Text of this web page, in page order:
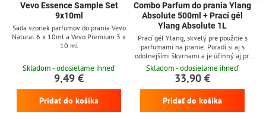
Vevo Essence Sample Set
9x10ml
Sada vzoriek parfumov do prania Vevo
Natural 6 x 10ml a Vevo Premium 3 x
10 ml
Skladom - odosielame ihneď
9,49 €
Pridať do košíka
Combo Parfum do prania Ylang
Absolute 500ml + Prací gél
Ylang Absolute 1L
Prací gél Ylang, skvelý pre použitie s
parfumami na pranie. Poradí si aj s
odolnejšími škvrnami a je účinný aj pri
nízkych teplotách
Skladom - odosielame ihneď
33,90 €
Pridať do košíka